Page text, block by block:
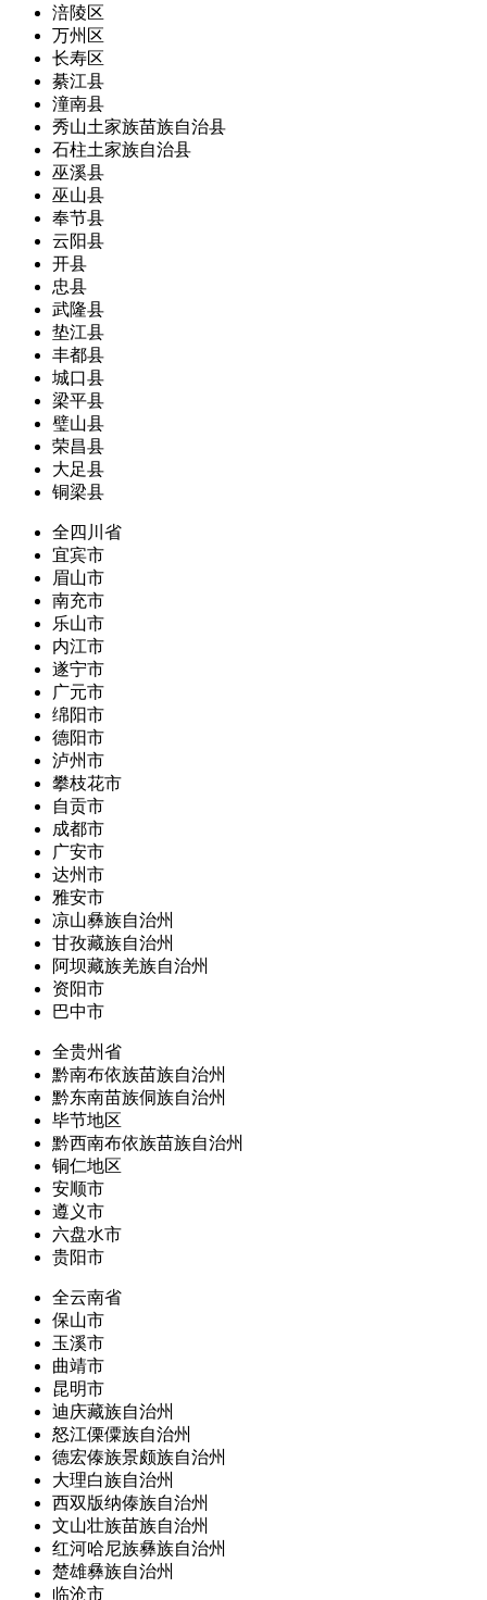
涪陵区
万州区
长寿区
綦江县
潼南县
秀山土家族苗族自治县
石柱土家族自治县
巫溪县
巫山县
奉节县
云阳县
开县
忠县
武隆县
垫江县
丰都县
城口县
梁平县
璧山县
荣昌县
大足县
铜梁县
全四川省
宜宾市
眉山市
南充市
乐山市
内江市
遂宁市
广元市
绵阳市
德阳市
泸州市
攀枝花市
自贡市
成都市
广安市
达州市
雅安市
凉山彝族自治州
甘孜藏族自治州
阿坝藏族羌族自治州
资阳市
巴中市
全贵州省
黔南布依族苗族自治州
黔东南苗族侗族自治州
毕节地区
黔西南布依族苗族自治州
铜仁地区
安顺市
遵义市
六盘水市
贵阳市
全云南省
保山市
玉溪市
曲靖市
昆明市
迪庆藏族自治州
怒江傈僳族自治州
德宏傣族景颇族自治州
大理白族自治州
西双版纳傣族自治州
文山壮族苗族自治州
红河哈尼族彝族自治州
楚雄彝族自治州
临沧市